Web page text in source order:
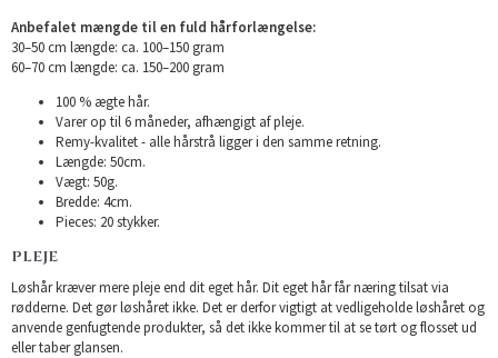
Anbefalet mængde til en fuld hårforlængelse:
30–50 cm længde: ca. 100–150 gram
60–70 cm længde: ca. 150–200 gram
100 % ægte hår.
Varer op til 6 måneder, afhængigt af pleje.
Remy-kvalitet - alle hårstrå ligger i den samme retning.
Længde: 50cm.
Vægt: 50g.
Bredde: 4cm.
Pieces: 20 stykker.
PLEJE
Løshår kræver mere pleje end dit eget hår. Dit eget hår får næring tilsat via
rødderne. Det gør løshåret ikke. Det er derfor vigtigt at vedligeholde løshåret og
anvende genfugtende produkter, så det ikke kommer til at se tørt og flosset ud
eller taber glansen.